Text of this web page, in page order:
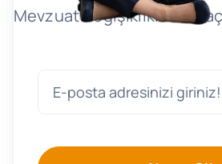
Mevzuat Değişikliklerini